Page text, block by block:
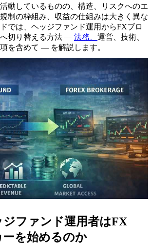
動しているものの、構造、リスクへのエ
制の枠組み、収益の仕組みは大きく異な
では、ヘッジファンド運用からFXブロ
切り替える方法 — 法務、 運営、技術、
を含めて — を解説します。
ジファンド運用者はFX
ーを始めるのか